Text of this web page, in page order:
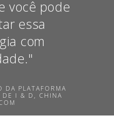
você pode
essa
com
DA PLATAFORMA
DE I & D, CHINA